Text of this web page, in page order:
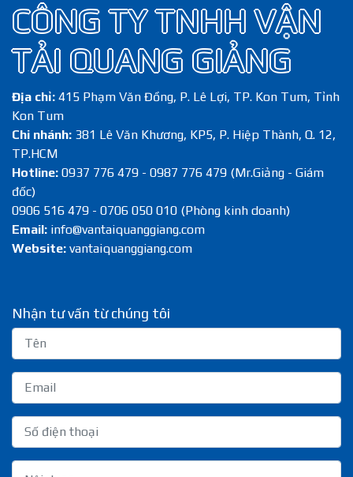
CÔNG TY TNHH VẬN
TẢI QUANG GIẢNG
Địa chỉ: 415 Phạm Văn Đồng, P. Lê Lợi, TP. Kon Tum, Tỉnh
Kon Tum
Chi nhánh: 381 Lê Văn Khương, KP5, P. Hiệp Thành, Q. 12,
TP.HCM
Hotline: 0937 776 479 - 0987 776 479 (Mr.Giảng - Giám
đốc)
0906 516 479 - 0706 050 010 (Phòng kinh doanh)
Email: info@vantaiquanggiang.com
Website: vantaiquanggiang.com
Nhận tư vấn từ chúng tôi